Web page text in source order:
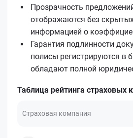
Прозрачность
отображаются без
информацией о
Гарантия подлинности
полисы регистрируются в
обладают полной
Таблица рейтинга страховых
Страховая компания